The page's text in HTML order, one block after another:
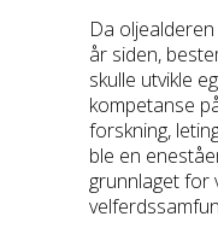
Da
år siden,
skulle utvikle
kompetanse
forskning,
ble en
grunnlaget for